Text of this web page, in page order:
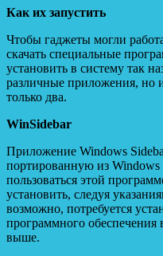
Как их запустить
Чтобы гаджеты могли
скачать специальные
установить в систему так
различные приложения, но
только два.
WinSidebar
Приложение Windows
портированную из
пользоваться этой
установить, следуя
возможно, потребуется
программного обеспечения
выше.